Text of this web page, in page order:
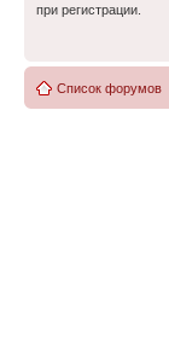
при регистрации.
Список форумов